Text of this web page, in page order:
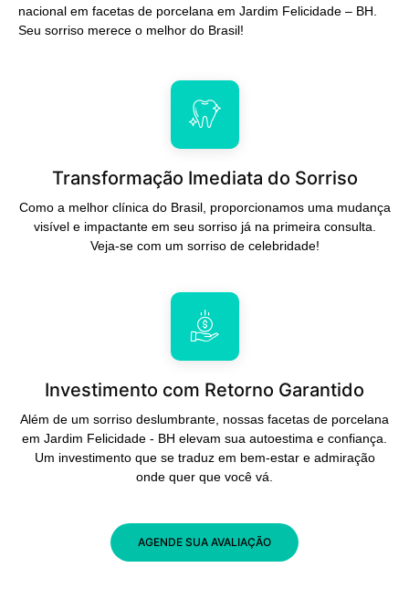
nacional em facetas de porcelana em Jardim Felicidade – BH.
Seu sorriso merece o melhor do Brasil!
Transformação Imediata do Sorriso
Como a melhor clínica do Brasil, proporcionamos uma mudança
visível e impactante em seu sorriso já na primeira consulta.
Veja-se com um sorriso de celebridade!
Investimento com Retorno Garantido
Além de um sorriso deslumbrante, nossas facetas de porcelana
em Jardim Felicidade - BH elevam sua autoestima e confiança.
Um investimento que se traduz em bem-estar e admiração
onde quer que você vá.
AGENDE SUA AVALIAÇÃO